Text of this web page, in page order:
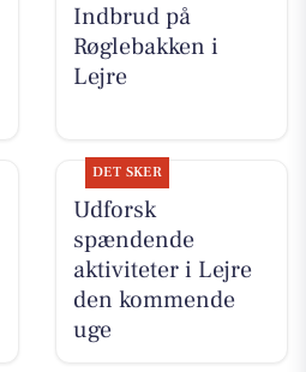
Indbrud på
Røglebakken i
Lejre
DET SKER
Udforsk
spændende
aktiviteter i Lejre
den kommende
uge